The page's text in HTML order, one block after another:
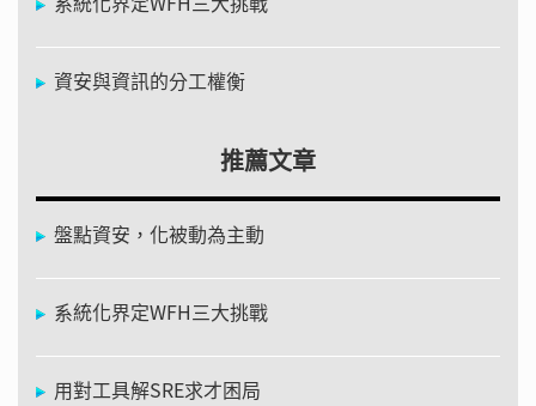
資安與資訊的分工權衡
推薦文章
盤點資安，化被動為主動
系統化界定WFH三大挑戰
用對工具解SRE求才困局